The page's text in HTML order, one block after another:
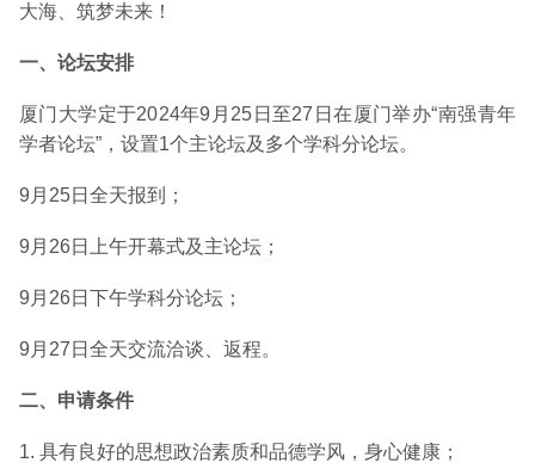
大海、筑梦未来！
一、论坛安排
厦门大学定于2024年9月25日至27日在厦门举办“南强青年
学者论坛”，设置1个主论坛及多个学科分论坛。
9月25日全天报到；
9月26日上午开幕式及主论坛；
9月26日下午学科分论坛；
9月27日全天交流洽谈、返程。
二、申请条件
1. 具有良好的思想政治素质和品德学风，身心健康；